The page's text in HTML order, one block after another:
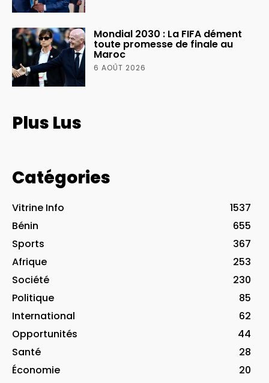
Mondial 2030 : La FIFA dément
toute promesse de finale au
Maroc
6 AOÛT 2026
Plus Lus
Catégories
Vitrine Info
1537
Bénin
655
Sports
367
Afrique
253
Société
230
Politique
85
International
62
Opportunités
44
Santé
28
Économie
20